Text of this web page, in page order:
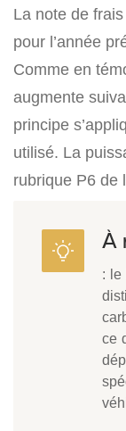
La note de
pour l’année
Comme en
augmente
principe
utilisé. La
rubrique P6 de
À
: le
ce